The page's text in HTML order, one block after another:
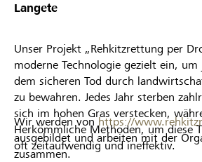
Langete
Unser Projekt „Rehkitzrettung per
moderne Technologie gezielt ein, um
dem sicheren Tod durch
zu bewahren. Jedes Jahr sterben
sich im hohen Gras verstecken,
Herkömmliche Methoden, um diese
oft zeitaufwendig und ineffektiv.
Wir werden von https://
ausgebildet und arbeiten mit der
zusammen.